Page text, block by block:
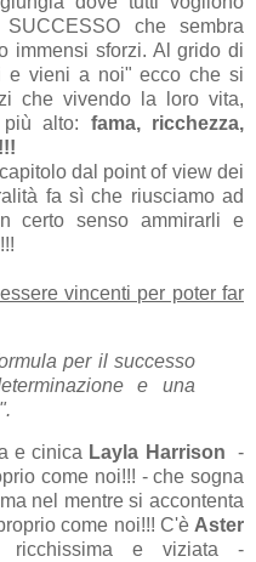
che sembra
immensi sforzi. Al grido di
e vieni a noi" ecco che si
che vivendo la loro vita,
alto: fama, ricchezza,
dal point of view dei
fa sì che riusciamo ad
certo senso ammirarli e
vincenti per poter far
per il successo
e una
e cinica Layla Harrison -
come noi!!! - che sogna
ma nel mentre si accontenta
come noi!!! C'è Aster
ricchissima e viziata -